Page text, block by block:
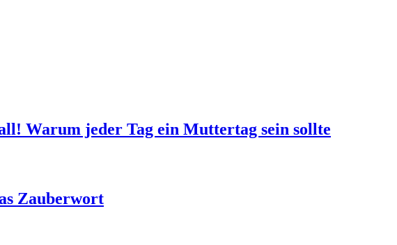
Warum jeder Tag ein Muttertag sein sollte
Zauberwort